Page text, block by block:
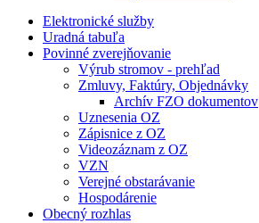
Elektronické služby
Uradná tabuľa
Povinné zverejňovanie
Výrub stromov - prehľad
Zmluvy, Faktúry, Objednávky
Archív FZO dokumentov
Uznesenia OZ
Zápisnice z OZ
Videozáznam z OZ
VZN
Verejné obstarávanie
Hospodárenie
Obecný rozhlas